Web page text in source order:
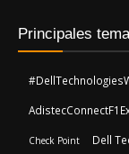
Principales
Check Point Dell